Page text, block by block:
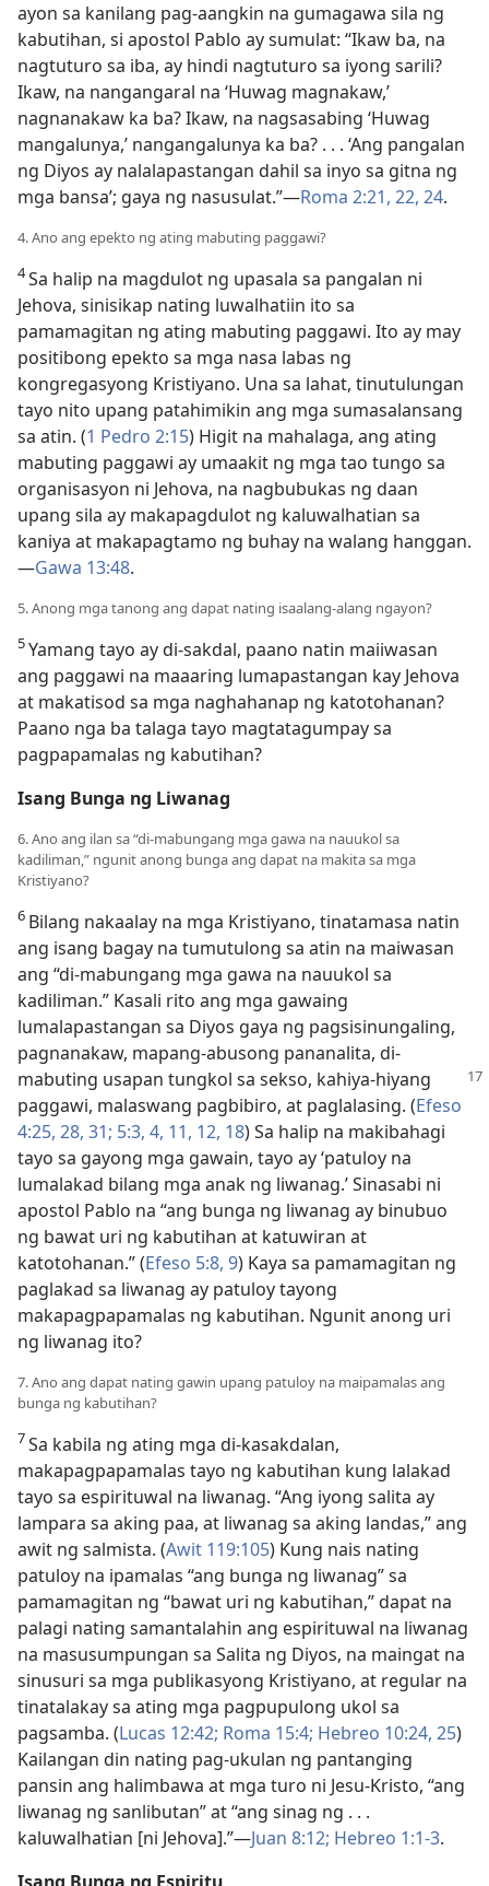
ayon sa kanilang pag-aangkin na gumagawa sila ng
kabutihan, si apostol Pablo ay sumulat: “Ikaw ba, na
nagtuturo sa iba, ay hindi nagtuturo sa iyong sarili?
Ikaw, na nangangaral na ‘Huwag magnakaw,’
nagnanakaw ka ba? Ikaw, na nagsasabing ‘Huwag
mangalunya,’ nangangalunya ka ba? . . . ‘Ang pangalan
ng Diyos ay nalalapastangan dahil sa inyo sa gitna ng
mga bansa’; gaya ng nasusulat.”​—Roma 2:21, 22, 24.
4. Ano ang epekto ng ating mabuting paggawi?
4Sa halip na magdulot ng upasala sa pangalan ni
Jehova, sinisikap nating luwalhatiin ito sa
pamamagitan ng ating mabuting paggawi. Ito ay may
positibong epekto sa mga nasa labas ng
kongregasyong Kristiyano. Una sa lahat, tinutulungan
tayo nito upang patahimikin ang mga sumasalansang
sa atin. (1 Pedro 2:15) Higit na mahalaga, ang ating
mabuting paggawi ay umaakit ng mga tao tungo sa
organisasyon ni Jehova, na nagbubukas ng daan
upang sila ay makapagdulot ng kaluwalhatian sa
kaniya at makapagtamo ng buhay na walang hanggan.​
—Gawa 13:48.
5. Anong mga tanong ang dapat nating isaalang-alang ngayon?
5Yamang tayo ay di-sakdal, paano natin maiiwasan
ang paggawi na maaaring lumapastangan kay Jehova
at makatisod sa mga naghahanap ng katotohanan?
Paano nga ba talaga tayo magtatagumpay sa
pagpapamalas ng kabutihan?
Isang Bunga ng Liwanag
6. Ano ang ilan sa “di-mabungang mga gawa na nauukol sa
kadiliman,” ngunit anong bunga ang dapat na makita sa mga
Kristiyano?
6 Bilang nakaalay na mga Kristiyano, tinatamasa natin
ang isang bagay na tumutulong sa atin na maiwasan
ang “di-mabungang mga gawa na nauukol sa
kadiliman.” Kasali rito ang mga gawaing
lumalapastangan sa Diyos gaya ng pagsisinungaling,
pagnanakaw, mapang-abusong pananalita, di-
mabuting usapan tungkol sa sekso, kahiya-hiyang
paggawi, malaswang pagbibiro, at paglalasing. (Efeso
4:25, 28, 31; 5:3, 4, 11, 12, 18) Sa halip na makibahagi
tayo sa gayong mga gawain, tayo ay ‘patuloy na
lumalakad bilang mga anak ng liwanag.’ Sinasabi ni
apostol Pablo na “ang bunga ng liwanag ay binubuo
ng bawat uri ng kabutihan at katuwiran at
katotohanan.” (Efeso 5:8, 9) Kaya sa pamamagitan ng
paglakad sa liwanag ay patuloy tayong
makapagpapamalas ng kabutihan. Ngunit anong uri
ng liwanag ito?
7. Ano ang dapat nating gawin upang patuloy na maipamalas ang
bunga ng kabutihan?
7Sa kabila ng ating mga di-kasakdalan,
makapagpapamalas tayo ng kabutihan kung lalakad
tayo sa espirituwal na liwanag. “Ang iyong salita ay
lampara sa aking paa, at liwanag sa aking landas,” ang
awit ng salmista. (Awit 119:105) Kung nais nating
patuloy na ipamalas “ang bunga ng liwanag” sa
pamamagitan ng “bawat uri ng kabutihan,” dapat na
palagi nating samantalahin ang espirituwal na liwanag
na masusumpungan sa Salita ng Diyos, na maingat na
sinusuri sa mga publikasyong Kristiyano, at regular na
tinatalakay sa ating mga pagpupulong ukol sa
pagsamba. (Lucas 12:42; Roma 15:4; Hebreo 10:24, 25)
Kailangan din nating pag-ukulan ng pantanging
pansin ang halimbawa at mga turo ni Jesu-Kristo, “ang
liwanag ng sanlibutan” at “ang sinag ng . . .
kaluwalhatian [ni Jehova].”​—Juan 8:12; Hebreo 1:1-3.